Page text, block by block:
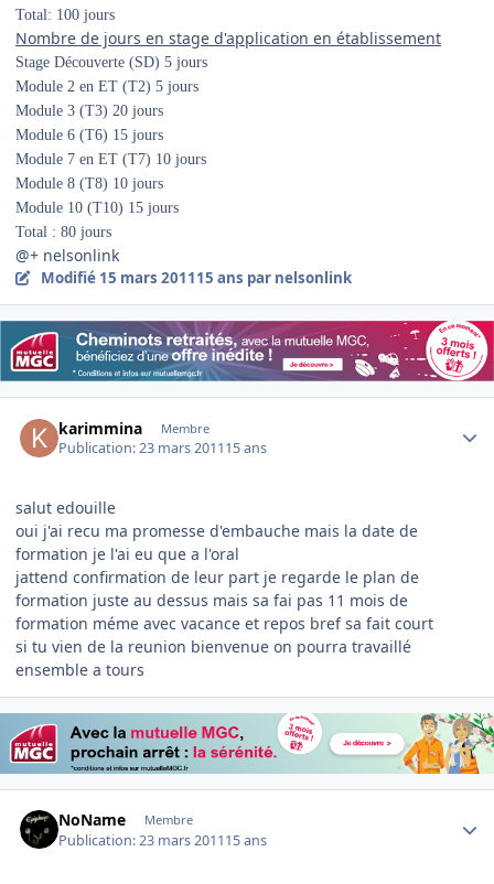
Total: 100 jours
Nombre de jours en stage d'application en établissement
Stage Découverte (SD) 5 jours
Module 2 en ET (T2) 5 jours
Module 3 (T3) 20 jours
Module 6 (T6) 15 jours
Module 7 en ET (T7) 10 jours
Module 8 (T8) 10 jours
Module 10 (T10) 15 jours
Total : 80 jours
@+ nelsonlink
Modifié 15 mars 201115 ans par nelsonlink
karimmina Membre
Publication:23 mars 201115 ans
salut edouille
oui j'ai recu ma promesse d'embauche mais la date de
formation je l'ai eu que a l'oral
jattend confirmation de leur part je regarde le plan de
formation juste au dessus mais sa fai pas 11 mois de
formation méme avec vacance et repos bref sa fait court
si tu vien de la reunion bienvenue on pourra travaillé
ensemble a tours
NoName Membre
Publication:23 mars 201115 ans